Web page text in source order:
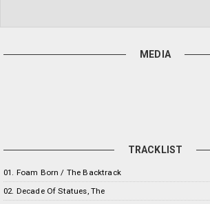
MEDIA
TRACKLIST
01. Foam Born / The Backtrack
02. Decade Of Statues, The